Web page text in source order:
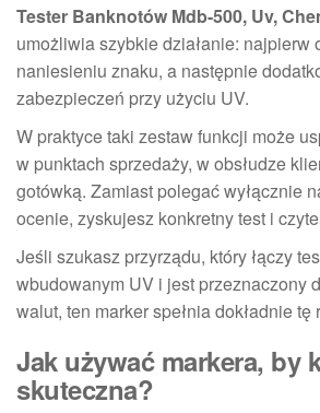
Tester Banknotów Mdb-500, Uv,
umożliwia szybkie działanie: najpierw
naniesieniu znaku, a następnie
zabezpieczeń przy użyciu UV.
W praktyce taki zestaw funkcji może
w punktach sprzedaży, w obsłudze
gotówką. Zamiast polegać wyłącznie
ocenie, zyskujesz konkretny test i
Jeśli szukasz przyrządu, który łączy
wbudowanym UV i jest przeznaczony
walut, ten marker spełnia dokładnie tę
Jak używać markera, by
skuteczna?